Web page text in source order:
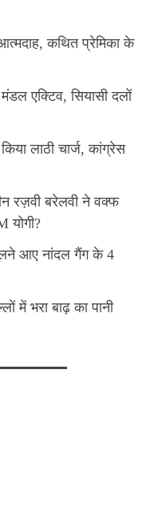
कथित प्रेमिका के
एक्टिव, सियासी दलों
लाठी चार्ज, कांग्रेस
रज़वी बरेलवी ने वक्फ
योगी?
आए नांदल गैंग के 4
में भरा बाढ़ का पानी